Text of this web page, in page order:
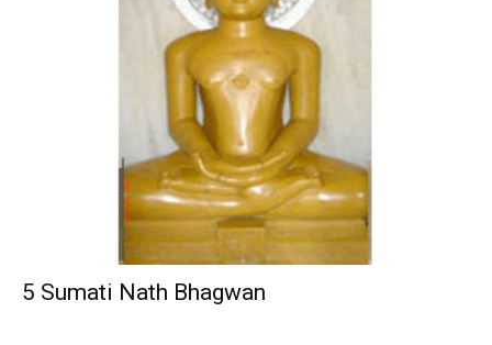
5 Sumati Nath Bhagwan